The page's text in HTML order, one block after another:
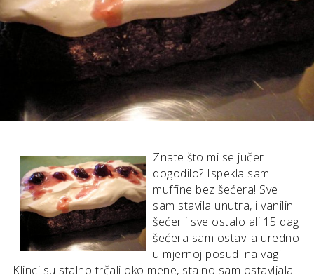
Znate što mi se jučer
dogodilo? Ispekla sam
muffine bez šećera! Sve
sam stavila unutra, i vanilin
šećer i sve ostalo ali 15 dag
šećera sam ostavila uredno
u mjernoj posudi na vagi.
Klinci su stalno trčali oko mene, stalno sam ostavljala